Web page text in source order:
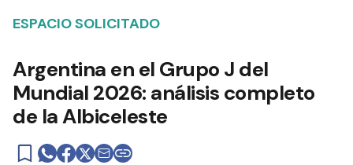
ESPACIO SOLICITADO
Argentina en el Grupo J del
Mundial 2026: análisis completo
de la Albiceleste